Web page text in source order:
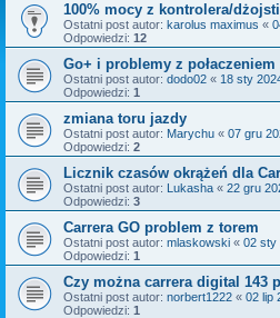
100% mocy z kontrolera/
Ostatni post autor: karolus maximus «
Odpowiedzi: 12
Go+ i problemy z
Ostatni post autor: dodo02 « 18 sty
Odpowiedzi: 1
zmiana toru jazdy
Ostatni post autor: Marychu « 07 gru
Odpowiedzi: 2
Licznik czasów okrążeń dla
Ostatni post autor: Lukasha « 22 gru
Odpowiedzi: 3
Carrera GO problem z torem
Ostatni post autor: mlaskowski « 02 sty
Odpowiedzi: 1
Czy można carrera digital 143
Ostatni post autor: norbert1222 « 02 lip
Odpowiedzi: 1